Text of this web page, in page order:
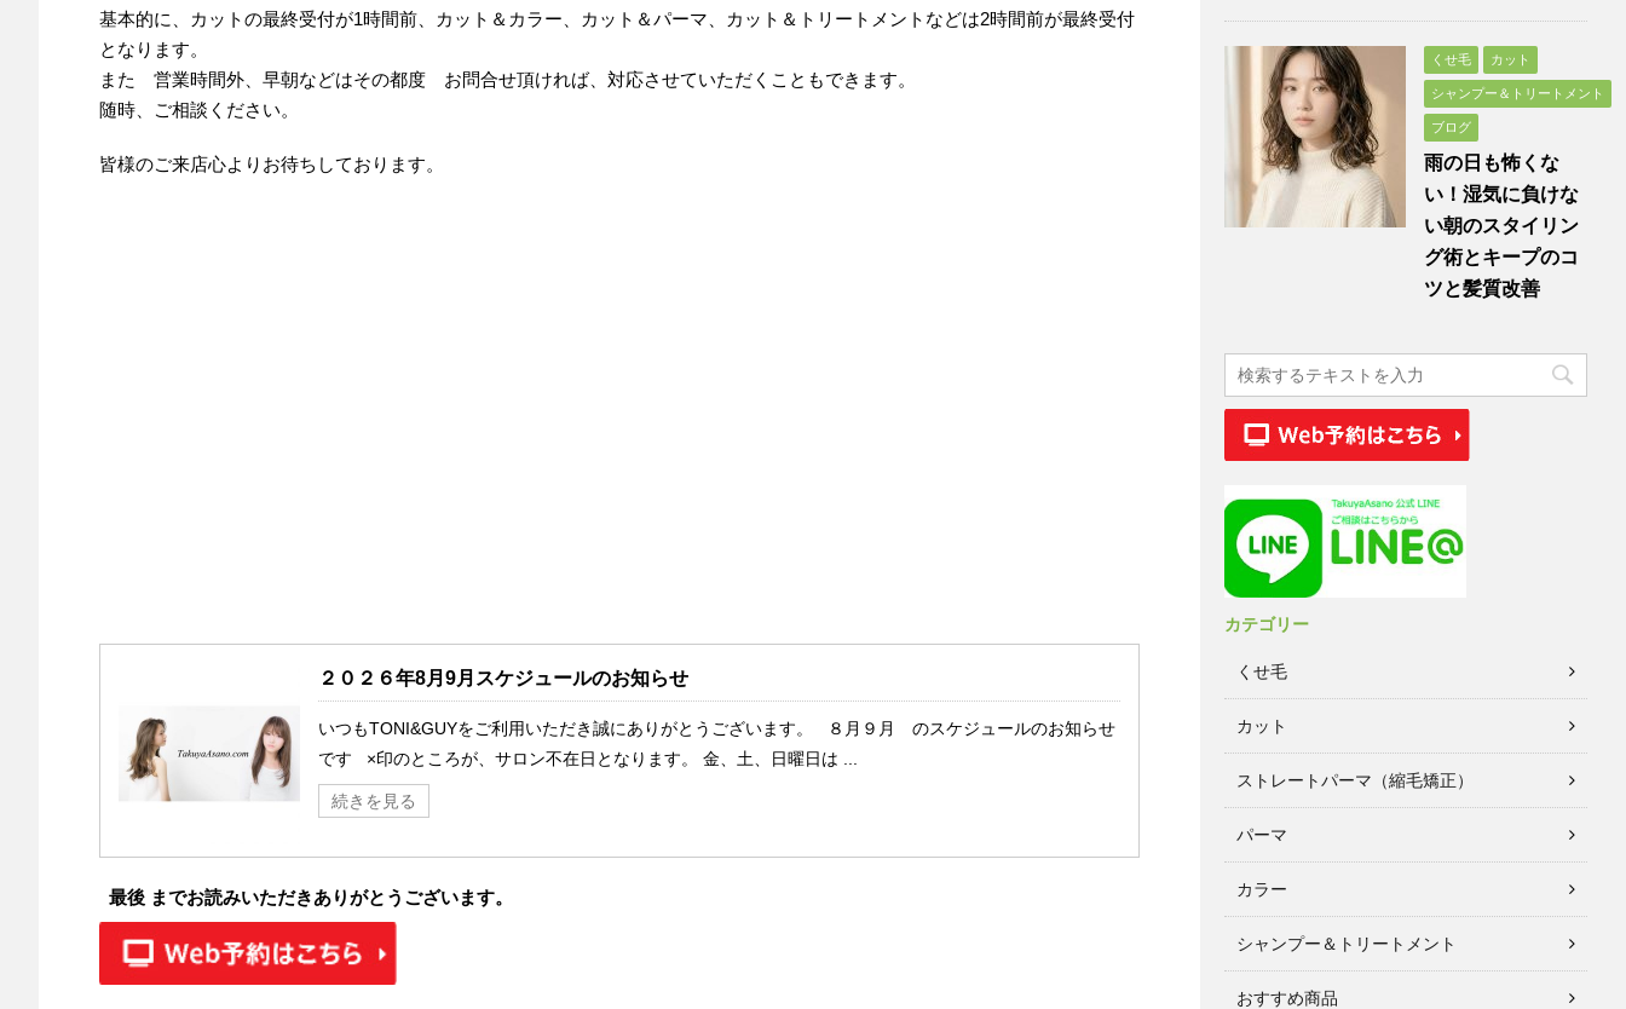
基本的に、カットの最終受付が1時間前、カット＆カラー、カット＆パーマ、カット＆トリートメントなどは2時間前が最終受付
となります。
また 営業時間外、早朝などはその都度 お問合せ頂ければ、対応させていただくこともできます。
随時、ご相談ください。
皆様のご来店心よりお待ちしております。
２０２６年8月9月スケジュールのお知らせ
いつもTONI&GUYをご利用いただき誠にありがとうございます。 ８月９月 のスケジュールのお知らせ
です ×印のところが、サロン不在日となります。 金、土、日曜日は ...
続きを見る
最後 までお読みいただきありがとうございます。
くせ毛 カット
シャンプー＆トリートメント
ブログ
雨の日も怖くな
い！湿気に負けな
い朝のスタイリン
グ術とキープのコ
ツと髪質改善
カテゴリー
くせ毛
カット
ストレートパーマ（縮毛矯正）
パーマ
カラー
シャンプー＆トリートメント
おすすめ商品